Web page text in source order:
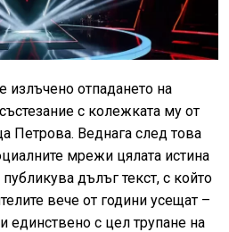
отпадането на
с колежката му от
Петрова. Веднага след това
мрежи цялата истина
дълъг текст, с който
вече от години усещат –
единствено с цел трупане на